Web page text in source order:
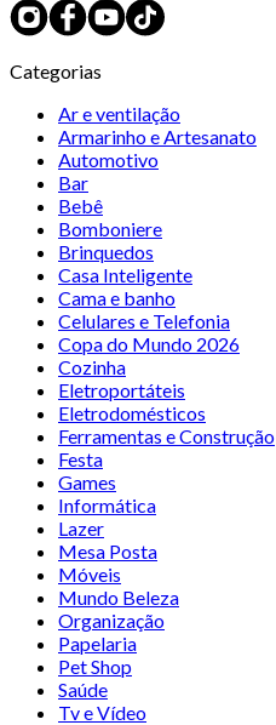
Categorias
Ar e ventilação
Armarinho e Artesanato
Automotivo
Bar
Bebê
Bomboniere
Brinquedos
Casa Inteligente
Cama e banho
Celulares e Telefonia
Copa do Mundo 2026
Cozinha
Eletroportáteis
Eletrodomésticos
Ferramentas e Construção
Festa
Games
Informática
Lazer
Mesa Posta
Móveis
Mundo Beleza
Organização
Papelaria
Pet Shop
Saúde
Tv e Vídeo